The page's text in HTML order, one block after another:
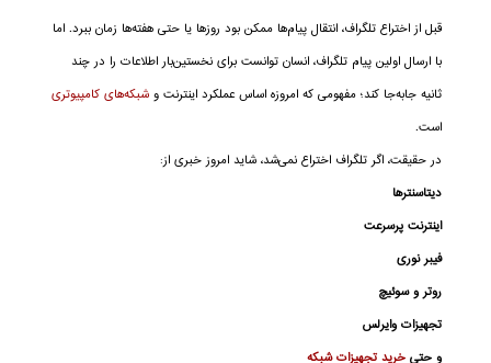
قبل از اختراع تلگراف، انتقال پیام‌ها ممکن بود روزها یا حتی هفته‌ها زمان ببرد. اما
با ارسال اولین پیام تلگراف، انسان توانست برای نخستین‌بار اطلاعات را در چند
ثانیه جابه‌جا کند؛ مفهومی که امروزه اساس عملکرد اینترنت و شبکه‌های کامپیوتری
است.
در حقیقت، اگر تلگراف اختراع نمی‌شد، شاید امروز خبری از:
دیتاسنترها
اینترنت پرسرعت
فیبر نوری
روتر و سوئیچ
تجهیزات وایرلس
و حتی خرید تجهیزات شبکه